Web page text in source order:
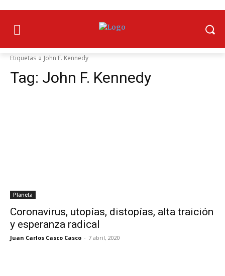
Etiquetas John F. Kennedy
Tag: John F. Kennedy
Planeta
Coronavirus, utopías, distopías, alta traición
y esperanza radical
Juan Carlos Casco Casco - 7 abril, 2020